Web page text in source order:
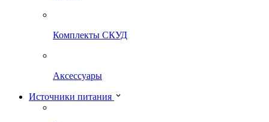
Комплекты СКУД
Аксессуары
Источники питания